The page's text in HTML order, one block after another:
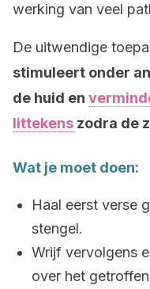
werking van veel
De uitwendige
stimuleert onder
de huid en
littekens zodra de
Wat je moet doen:
Haal eerst verse
stengel.
Wrijf vervolgens
over het